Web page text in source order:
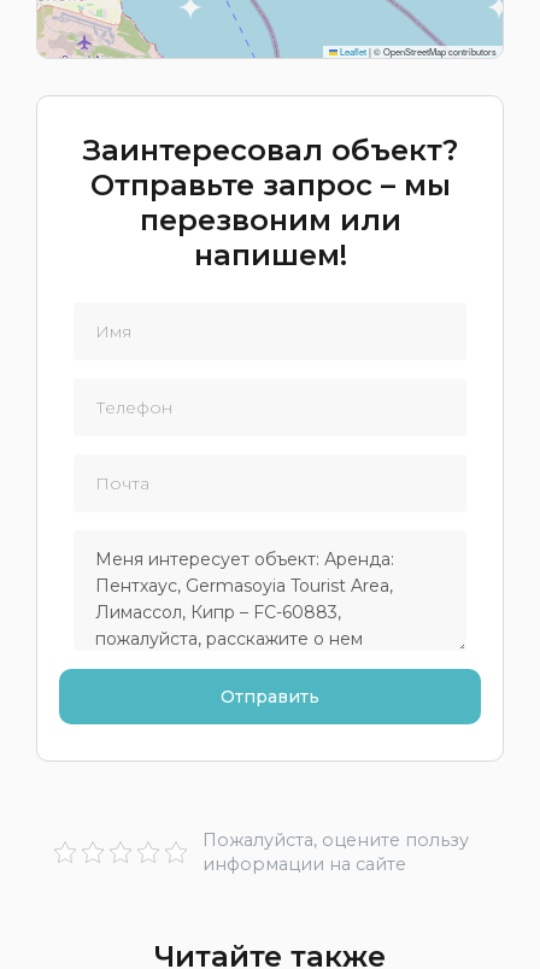
Leaflet|© OpenStreetMap contributors
Заинтересовал объект?
Отправьте запрос – мы
перезвоним или
напишем!
Пожалуйста, оцените пользу
информации на сайте
Читайте также